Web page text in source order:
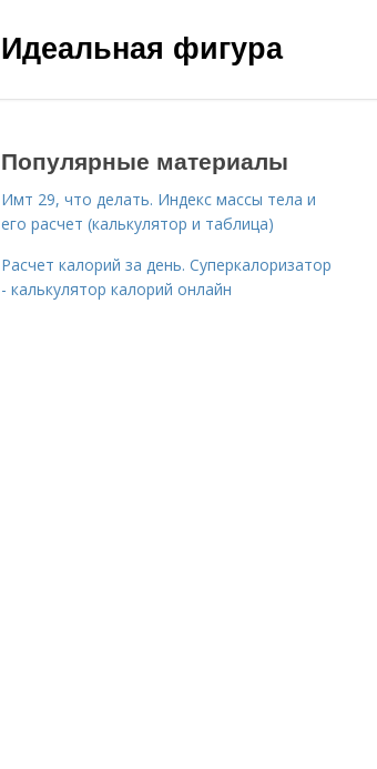
Идеальная фигура
Популярные материалы
Имт 29, что делать. Индекс массы тела и
его расчет (калькулятор и таблица)
Расчет калорий за день. Суперкалоризатор
- калькулятор калорий онлайн